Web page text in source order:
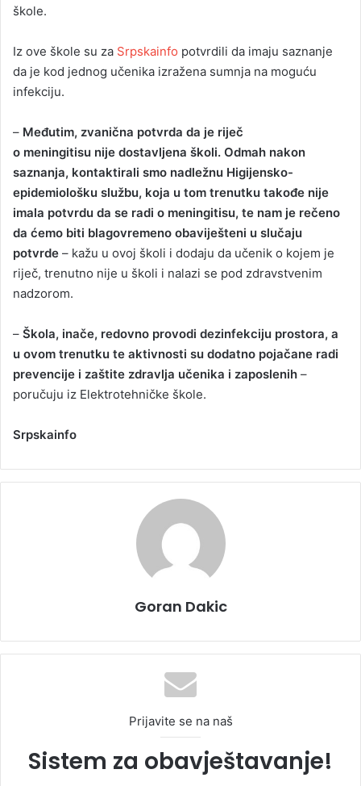
škole.
Iz ove škole su za Srpskainfo potvrdili da imaju saznanje
da je kod jednog učenika izražena sumnja na moguću
infekciju.
– Međutim, zvanična potvrda da je riječ
o meningitisu nije dostavljena školi. Odmah nakon
saznanja, kontaktirali smo nadležnu Higijensko-
epidemiološku službu, koja u tom trenutku takođe nije
imala potvrdu da se radi o meningitisu, te nam je rečeno
da ćemo biti blagovremeno obaviješteni u slučaju
potvrde – kažu u ovoj školi i dodaju da učenik o kojem je
riječ, trenutno nije u školi i nalazi se pod zdravstvenim
nadzorom.
– Škola, inače, redovno provodi dezinfekciju prostora, a
u ovom trenutku te aktivnosti su dodatno pojačane radi
prevencije i zaštite zdravlja učenika i zaposlenih –
poručuju iz Elektrotehničke škole.
Srpskainfo
Goran Dakic
Prijavite se na naš
Sistem za obavještavanje!